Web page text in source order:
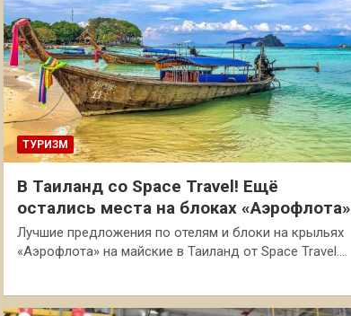
ТУРИЗМ
В Таиланд со Space Travel! Ещё
остались места на блоках «Аэрофлота»
Лучшие предложения по отелям и блоки на крыльях
«Аэрофлота» на майские в Таиланд от Space Travel.…